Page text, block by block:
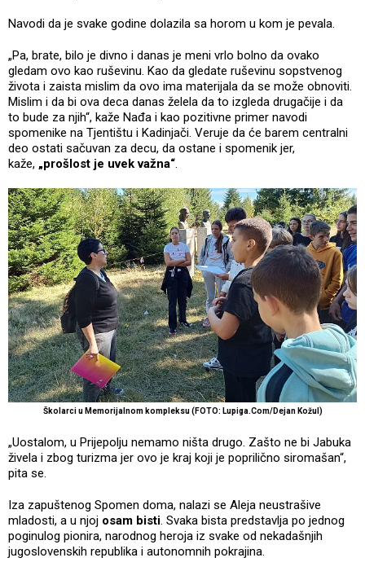
Navodi da je svake godine dolazila sa horom u kom je pevala.
„Pa, brate, bilo je divno i danas je meni vrlo bolno da ovako
gledam ovo kao ruševinu. Kao da gledate ruševinu sopstvenog
života i zaista mislim da ovo ima materijala da se može obnoviti.
Mislim i da bi ova deca danas želela da to izgleda drugačije i da
to bude za njih“, kaže Nađa i kao pozitivne primer navodi
spomenike na Tjentištu i Kadinjači. Veruje da će barem centralni
deo ostati sačuvan za decu, da ostane i spomenik jer,
kaže, „prošlost je uvek važna“.
Školarci u Memorijalnom kompleksu (FOTO: Lupiga.Com/Dejan Kožul)
„Uostalom, u Prijepolju nemamo ništa drugo. Zašto ne bi Jabuka
živela i zbog turizma jer ovo je kraj koji je poprilično siromašan“,
pita se.
Iza zapuštenog Spomen doma, nalazi se Aleja neustrašive
mladosti, a u njoj osam bisti. Svaka bista predstavlja po jednog
poginulog pionira, narodnog heroja iz svake od nekadašnjih
jugoslovenskih republika i autonomnih pokrajina.